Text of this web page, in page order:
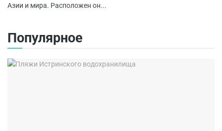
Азии и мира. Расположен он...
Популярное